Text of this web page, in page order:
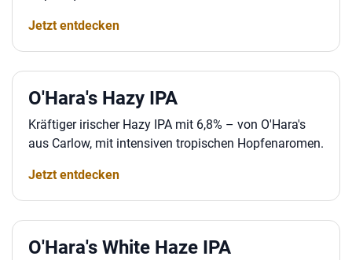
Jetzt entdecken
O'Hara's Hazy IPA
Kräftiger irischer Hazy IPA mit 6,8% – von O'Hara's
aus Carlow, mit intensiven tropischen Hopfenaromen.
Jetzt entdecken
O'Hara's White Haze IPA